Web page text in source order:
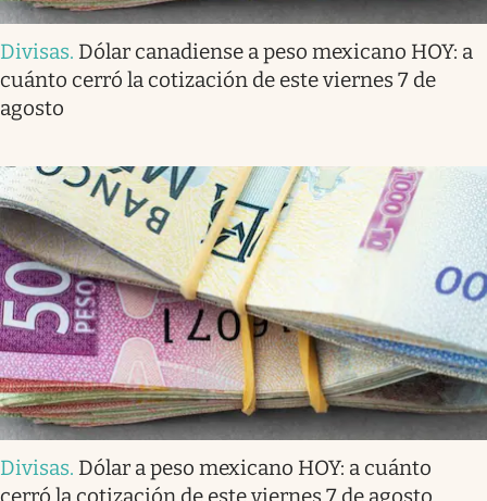
Divisas. Dólar canadiense a peso mexicano HOY: a
cuánto cerró la cotización de este viernes 7 de
agosto
Divisas. Dólar a peso mexicano HOY: a cuánto
cerró la cotización de este viernes 7 de agosto